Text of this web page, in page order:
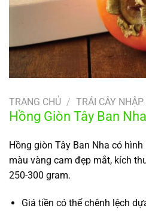
TRANG CHỦ / TRÁI CÂY NHẬP
Hồng Giòn Tây Ban Nha
Hồng giòn Tây Ban Nha có
màu vàng cam đẹp mắt, kích
250-300 gram.
Giá tiền có thể chênh lệch